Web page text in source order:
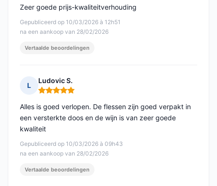
Gepubliceerd op 10/03/2026 à 12h51
na een aankoop van 28/02/2026
Zeer goede prijs-kwaliteitverhouding
Vertaalde beoordelingen
L
Ludovic S.
Opmerking: 5 van 5
Gepubliceerd op 10/03/2026 à 09h43
na een aankoop van 28/02/2026
Alles is goed verlopen. De flessen zijn goed verpakt in
een versterkte doos en de wijn is van zeer goede
kwaliteit
Vertaalde beoordelingen